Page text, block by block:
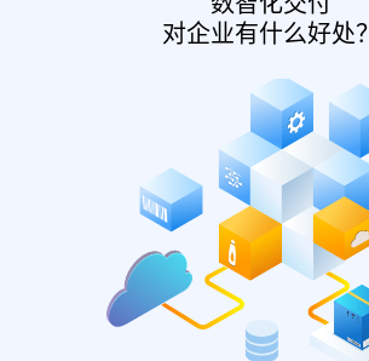
对企业有什么好处？